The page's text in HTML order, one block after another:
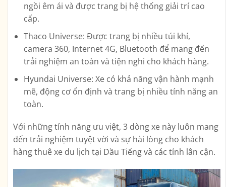
ngồi êm ái và được trang bị hệ thống giải trí cao
cấp.
Thaco Universe: Được trang bị nhiều túi khí,
camera 360, Internet 4G, Bluetooth để mang đến
trải nghiệm an toàn và tiện nghi cho khách hàng.
Hyundai Universe: Xe có khả năng vận hành mạnh
mẽ, động cơ ổn định và trang bị nhiều tính năng an
toàn.
Với những tính năng ưu việt, 3 dòng xe này luôn mang
đến trải nghiệm tuyệt vời và sự hài lòng cho khách
hàng thuê xe du lịch tại Dầu Tiếng và các tỉnh lân cận.